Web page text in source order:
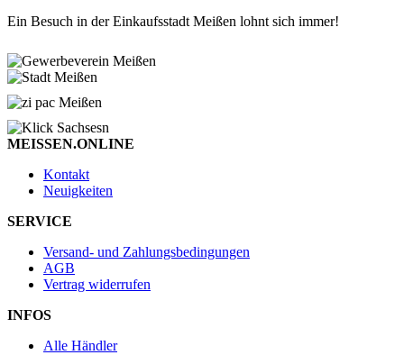
Ein Besuch in der Einkaufsstadt Meißen lohnt sich immer!
MEISSEN.ONLINE
Kontakt
Neuigkeiten
SERVICE
Versand- und Zahlungsbedingungen
AGB
Vertrag widerrufen
INFOS
Alle Händler